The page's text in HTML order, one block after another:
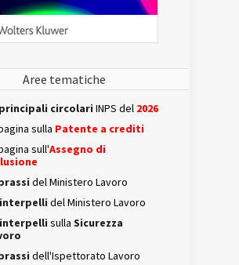
Aree tematiche
principali circolari INPS del 2026
sulla Patente a crediti
sull'Assegno di
del Ministero Lavoro
interpelli del Ministero Lavoro
interpelli sulla Sicurezza
dell'Ispettorato Lavoro